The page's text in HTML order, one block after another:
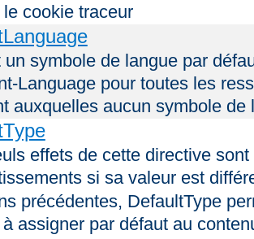
cookie traceur
un symbole de langue par
Language pour toutes les
auxquelles aucun symbole de
effets de cette directive
si sa valeur est
précédentes, DefaultType
assigner par défaut au